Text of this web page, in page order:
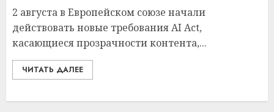
2 августа в Европейском союзе начали
действовать новые требования AI Act,
касающиеся прозрачности контента,...
ЧИТАТЬ ДАЛЕЕ